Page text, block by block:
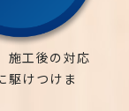
施工後の対応
駆けつけま